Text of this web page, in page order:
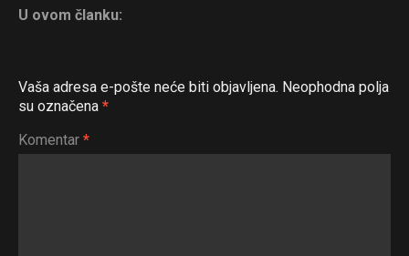
U ovom članku:
Vaša adresa e-pošte neće biti objavljena. Neophodna polja
su označena *
Komentar *